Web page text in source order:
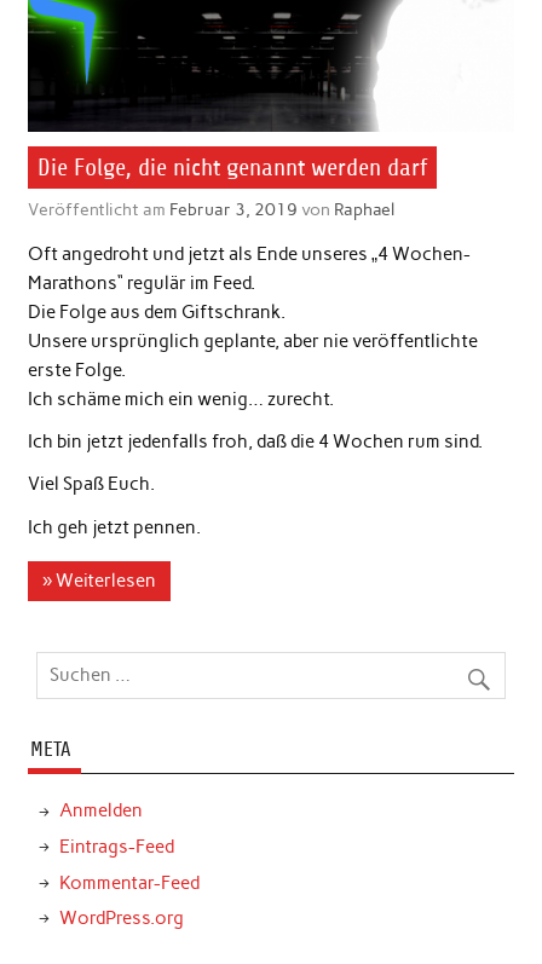
Die Folge, die nicht genannt werden darf
Veröffentlicht am Februar 3, 2019 von Raphael
Oft angedroht und jetzt als Ende unseres „4 Wochen-
Marathons“ regulär im Feed.
Die Folge aus dem Giftschrank.
Unsere ursprünglich geplante, aber nie veröffentlichte
erste Folge.
Ich schäme mich ein wenig… zurecht.
Ich bin jetzt jedenfalls froh, daß die 4 Wochen rum sind.
Viel Spaß Euch.
Ich geh jetzt pennen.
» Weiterlesen
META
Anmelden
Eintrags-Feed
Kommentar-Feed
WordPress.org